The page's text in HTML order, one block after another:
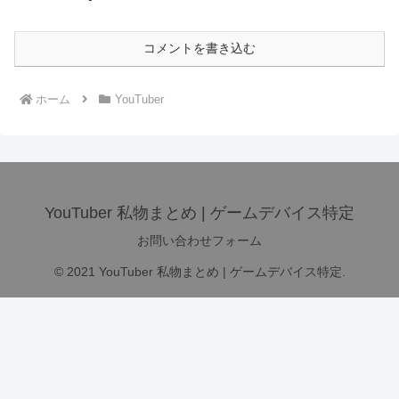
コメントを書き込む
ホーム YouTuber
YouTuber 私物まとめ | ゲームデバイス特定
お問い合わせフォーム
© 2021 YouTuber 私物まとめ | ゲームデバイス特定.